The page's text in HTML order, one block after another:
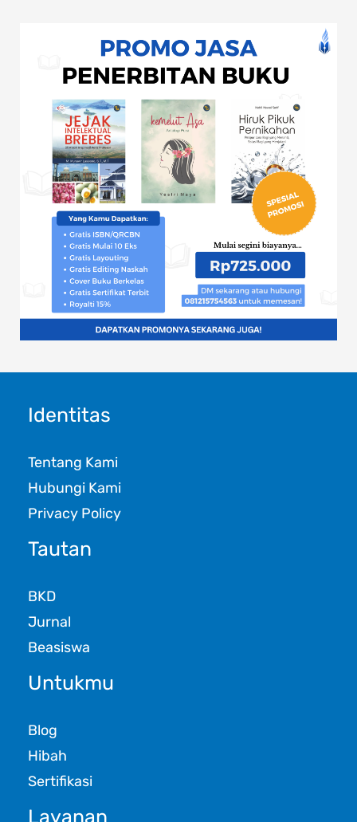
Identitas
Tentang Kami
Hubungi Kami
Privacy Policy
Tautan
BKD
Jurnal
Beasiswa
Untukmu
Blog
Hibah
Sertifikasi
Layanan